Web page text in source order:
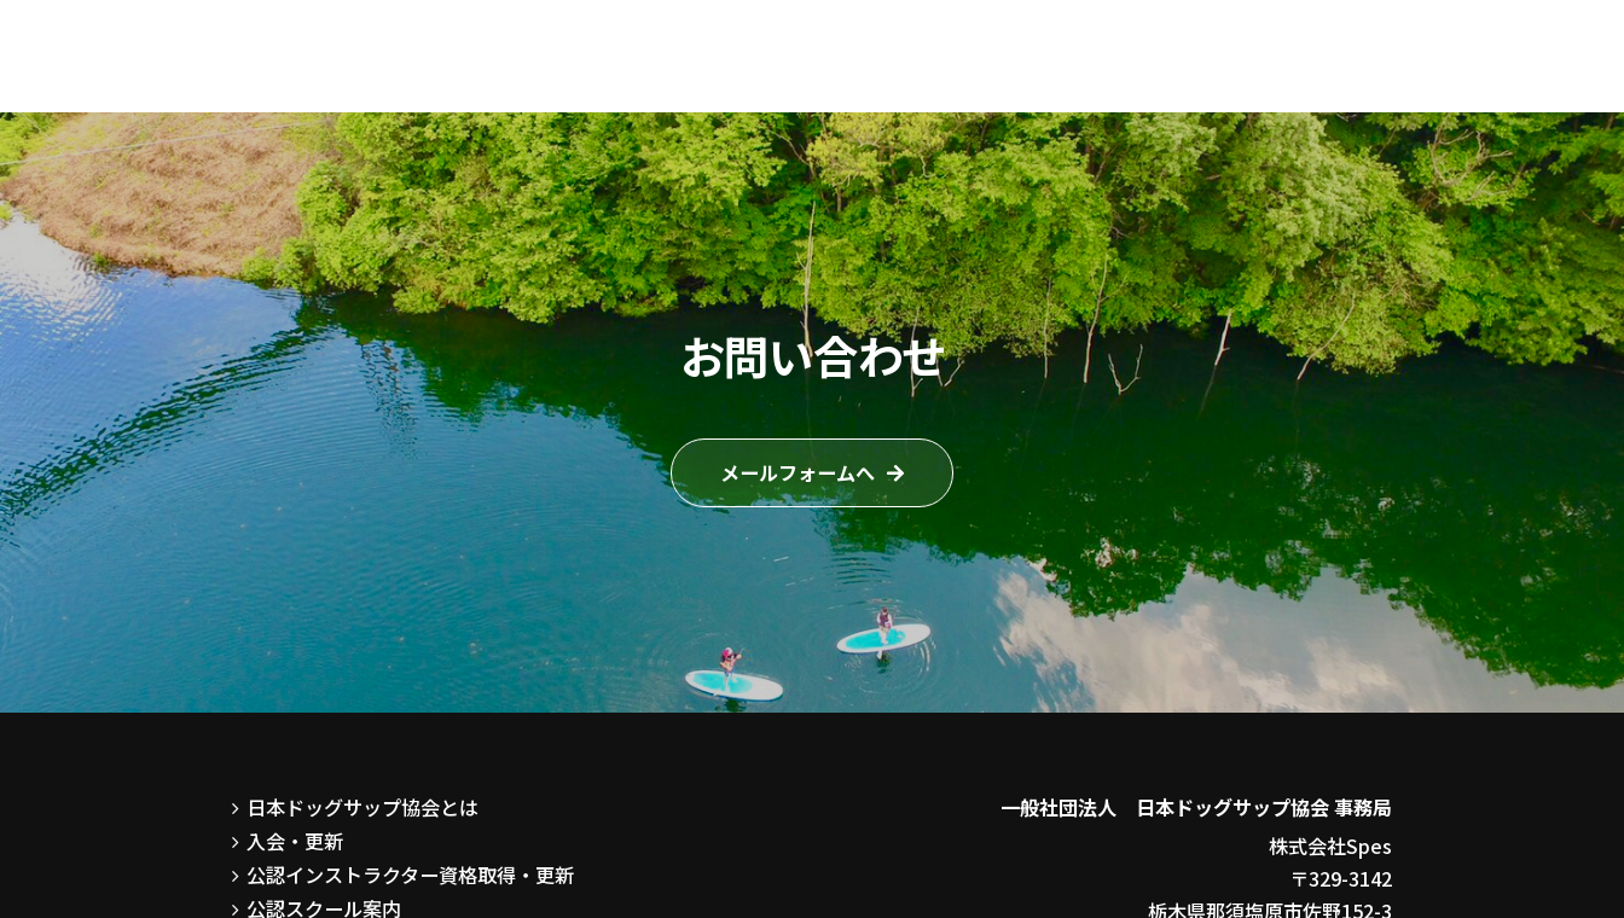
お問い合わせ
メールフォームへ
日本ドッグサップ協会とは
入会・更新
公認インストラクター資格取得・更新
公認スクール案内
一般社団法人 日本ドッグサップ協会 事務局
株式会社Spes
〒329-3142
栃木県那須塩原市佐野152-3